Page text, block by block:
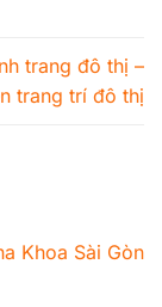
trang đô thị –
trang trí đô thị
Khoa Sài Gòn